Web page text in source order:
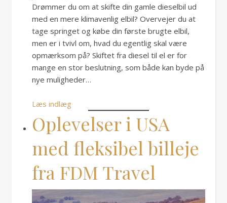
Drømmer du om at skifte din gamle dieselbil ud
med en mere klimavenlig elbil? Overvejer du at
tage springet og købe din første brugte elbil,
men er i tvivl om, hvad du egentlig skal være
opmærksom på? Skiftet fra diesel til el er for
mange en stor beslutning, som både kan byde på
nye muligheder…
Læs indlæg
Oplevelser i USA
med fleksibel billeje
fra FDM Travel